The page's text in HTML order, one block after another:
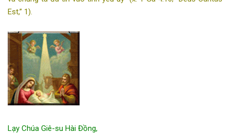
Est,” 1).
Lạy Chúa Giê-su Hài Đồng,